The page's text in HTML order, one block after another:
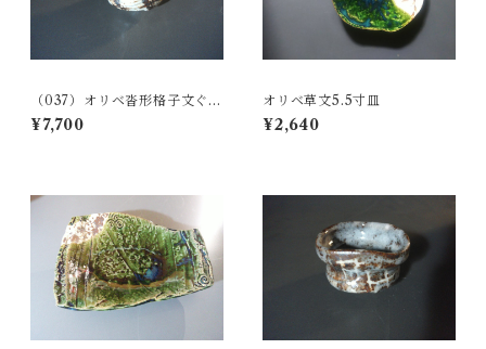
（037）オリベ沓形格子文ぐい
呑み（桐箱付）
¥7,700
オリベ草文5.5寸皿
¥2,640